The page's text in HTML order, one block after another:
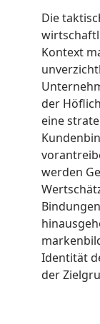
Die
Kontext
der
eine
werden
Identität
der